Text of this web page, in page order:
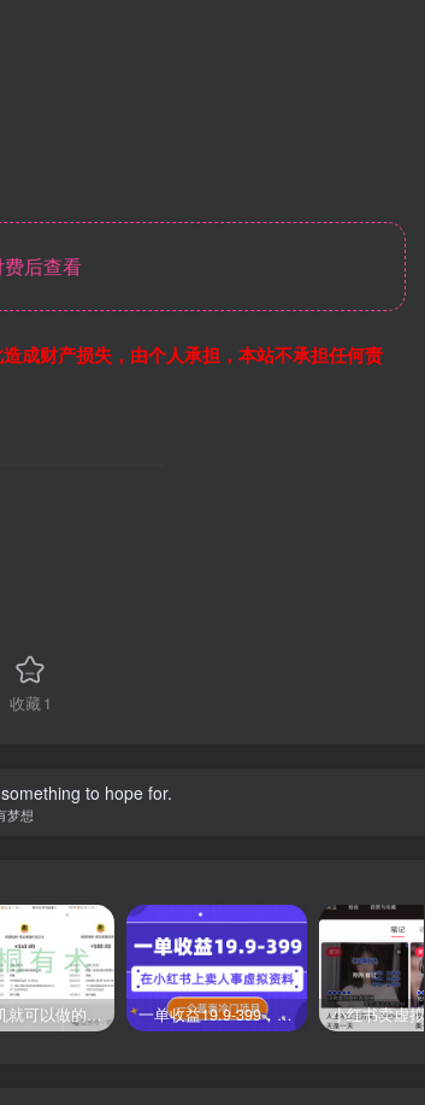
后查看
成财产损失，由个人承担，本站不承担任何责
收藏1
to hope for.
梦想
仅用手机就可以做的小项目，当天就能见钱，每天100-300 一单收益19.9-399，一个蓝海冷门项目，在小红书上卖人事虚拟资料